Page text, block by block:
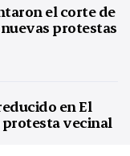
el corte de
protestas
en El
vecinal